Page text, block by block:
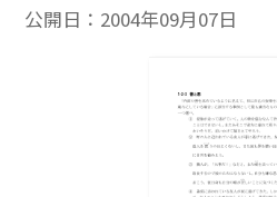
公開日： 2004年09月07日